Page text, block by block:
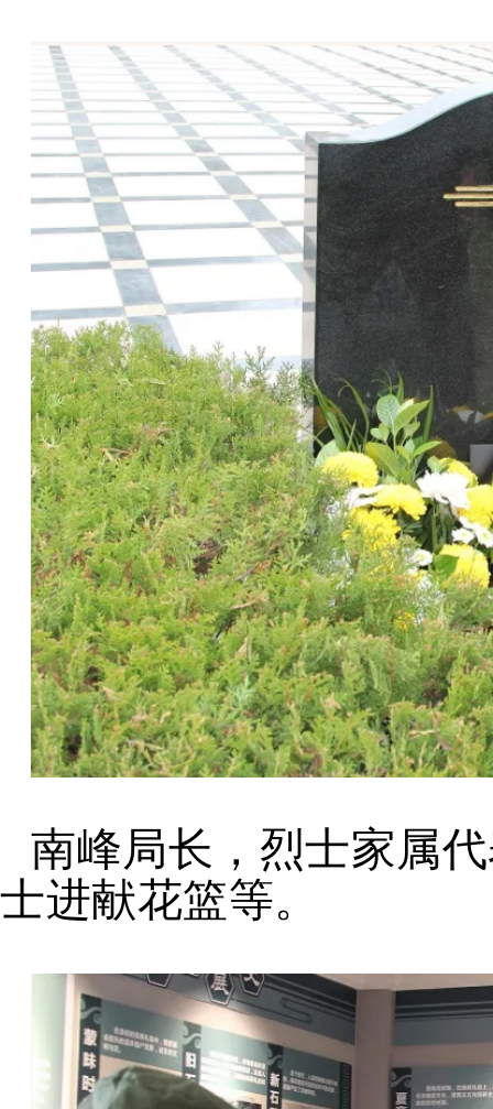
南峰局长，烈士家属
士进献花篮等。